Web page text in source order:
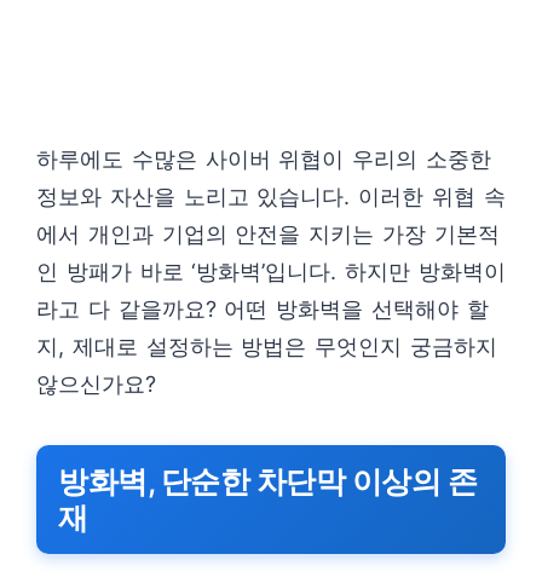
하루에도 수많은 사이버 위협이 우리의 소중한
정보와 자산을 노리고 있습니다. 이러한 위협 속
에서 개인과 기업의 안전을 지키는 가장 기본적
인 방패가 바로 ‘방화벽’입니다. 하지만 방화벽이
라고 다 같을까요? 어떤 방화벽을 선택해야 할
지, 제대로 설정하는 방법은 무엇인지 궁금하지
않으신가요?
방화벽, 단순한 차단막 이상의 존
재